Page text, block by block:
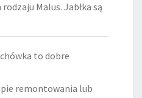
Malus. Jabłka są
to dobre
remontowania lub